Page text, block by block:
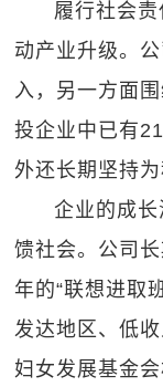
履行社会
动产业升级。
入，另一方面
投企业中已有
外还长期坚持
企业的成
馈社会。公司
年的“联想进取
发达地区、低
妇女发展基金